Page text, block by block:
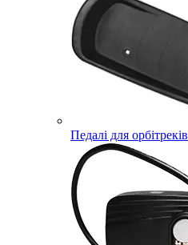
Педалі для орбітреків